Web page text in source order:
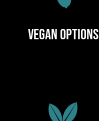
Vegan Options